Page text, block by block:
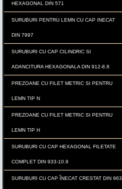
HEXAGONAL DIN 571
SURUBURI PENTRU LEMN CU CAP INECAT
DIN 7997
SURUBURI CU CAP CILINDRIC SI
ADANCITURA HEXAGONALA DIN 912-8.8
PREZOANE CU FILET METRIC SI PENTRU
LEMN TIP N
PREZOANE CU FILET METRIC SI PENTRU
LEMN TIP H
SURUBURI CU CAP HEXAGONAL FILETATE
COMPLET DIN 933-10.9
SURUBURI CU CAP ÎNECAT CRESTAT DIN 963